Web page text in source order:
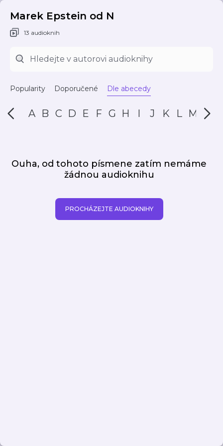
Marek Epstein od N
13 audioknih
Popularity Doporučené Dle abecedy
A B C D E F G H I J K L M N
Ouha, od tohoto písmene zatím nemáme
žádnou audioknihu
PROCHÁZEJTE AUDIOKNIHY